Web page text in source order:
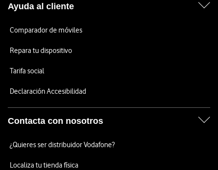
Ayuda al cliente
Comparador de móviles
Repara tu dispositivo
Tarifa social
Declaración Accesibilidad
Contacta con nosotros
¿Quieres ser distribuidor Vodafone?
Localiza tu tienda física